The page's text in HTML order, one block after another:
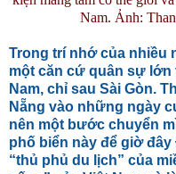
Nam. Ảnh:
Trong trí nhớ của nhiều
một căn cứ quân sự lớn
Nam, chỉ sau Sài Gòn.
Nẵng vào những ngày
nên một bước chuyển
phố biển này để giờ
“thủ phủ du lịch” của